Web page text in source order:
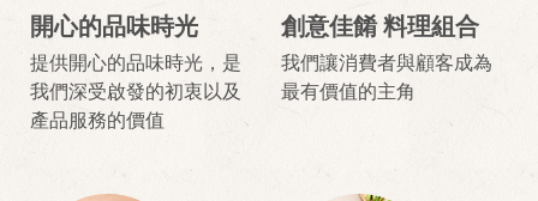
開心的品味時光
提供開心的品味時光，是
我們深受啟發的初衷以及
產品服務的價值
創意佳餚 料理組合
我們讓消費者與顧客成為
最有價值的主角